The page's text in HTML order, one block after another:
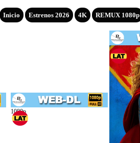
Inicio Estrenos 2026 4K REMUX 1080p